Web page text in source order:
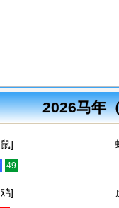
2026马年